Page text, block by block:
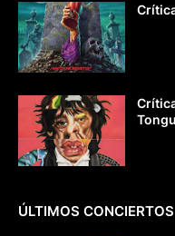
ÚLTIMOS CONCIERTOS